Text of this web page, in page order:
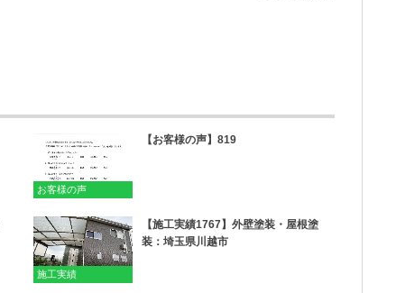
お客様の声
【お客様の声】819
施工実績
【施工実績1767】外壁塗装・屋根塗
装：埼玉県川越市